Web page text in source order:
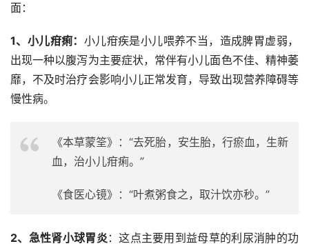
面：
1、小儿疳痢： 小儿疳疾是小儿喂养不当，造成脾胃虚弱，
出现一种以腹泻为主要症状，常伴有小儿面色不佳、精神萎
靡，不及时治疗会影响小儿正常发育，导致出现营养障碍等
慢性病。
《本草蒙筌》：“去死胎，安生胎，行瘀血，生新
血，治小儿疳痢。”
《食医心镜》：“叶煮粥食之，取汁饮亦秒。”
2、急性肾小球胃炎：这点主要用到益母草的利尿消肿的功